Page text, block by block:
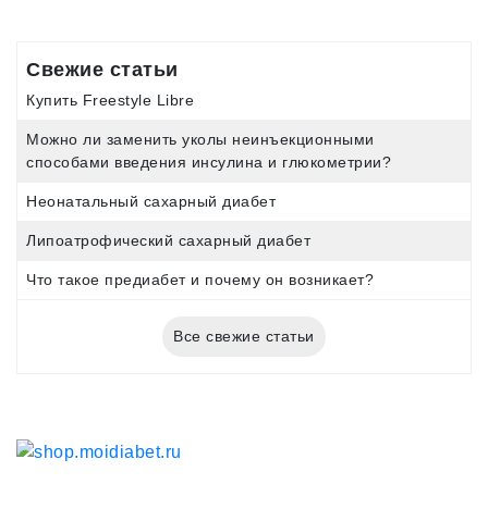
Свежие статьи
Купить Freestyle Libre
Можно ли заменить уколы неинъекционными
способами введения инсулина и глюкометрии?
Неонатальный сахарный диабет
Липоатрофический сахарный диабет
Что такое предиабет и почему он возникает?
Все свежие статьи